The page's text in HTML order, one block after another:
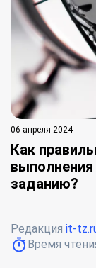
06 апреля 2024
Как
заданию?
Редакция it-
Время